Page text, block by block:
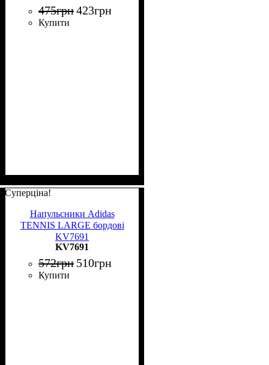
475грн423грн
Купити
Суперціна!
Напульсники Adidas
TENNIS LARGE бордові
KV7691
KV7691
572грн 510грн
Купити